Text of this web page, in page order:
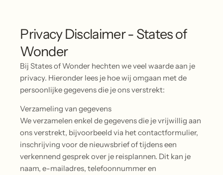
Privacy Disclaimer - States of
Wonder
Bij States of Wonder hechten we veel waarde aan je
privacy. Hieronder lees je hoe wij omgaan met de
persoonlijke gegevens die je ons verstrekt:
Verzameling van gegevens
We verzamelen enkel de gegevens die je vrijwillig aan
ons verstrekt, bijvoorbeeld via het contactformulier,
inschrijving voor de nieuwsbrief of tijdens een
verkennend gesprek over je reisplannen. Dit kan je
naam, e-mailadres, telefoonnummer en